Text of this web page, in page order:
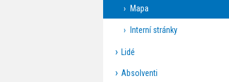
Mapa
Interní stránky
Lidé
Absolventi